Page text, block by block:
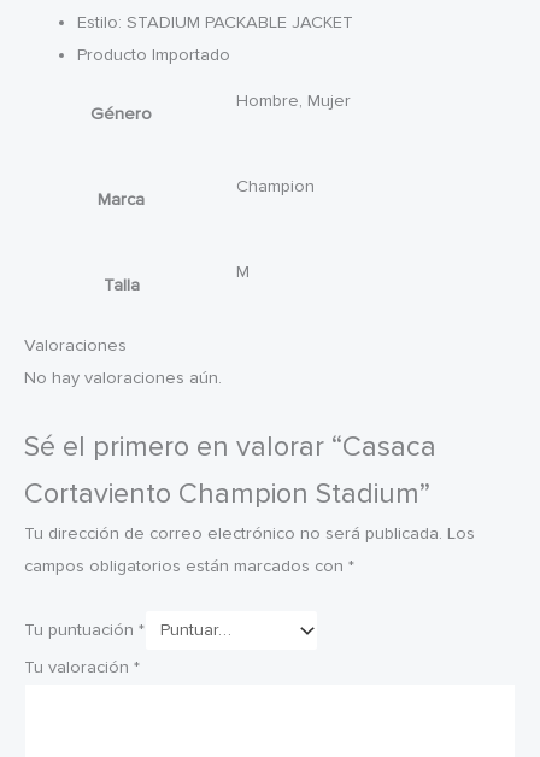
Estilo: STADIUM PACKABLE JACKET
Producto Importado
Género
Hombre, Mujer
Marca
Champion
Talla
M
Valoraciones
No hay valoraciones aún.
Sé el primero en valorar “Casaca
Cortaviento Champion Stadium”
Tu dirección de correo electrónico no será publicada. Los
campos obligatorios están marcados con *
Tu puntuación *
Tu valoración *